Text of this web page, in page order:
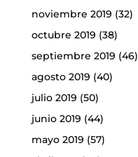
noviembre 2019 (32)
octubre 2019 (38)
septiembre 2019 (46)
agosto 2019 (40)
julio 2019 (50)
junio 2019 (44)
mayo 2019 (57)